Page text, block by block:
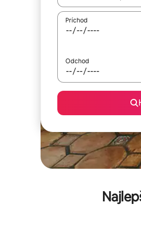
Príchod
Odchod